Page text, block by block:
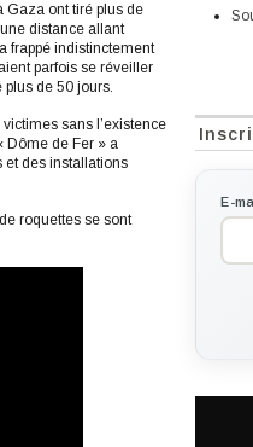
Gaza ont tiré plus de
distance allant
frappé indistinctement
parfois se réveiller
de 50 jours.
sans l’existence
Dôme de Fer » a
et des installations
roquettes se sont
E-